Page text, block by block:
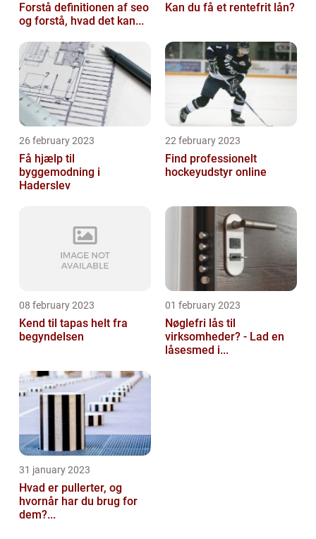
Forstå definitionen af seo
og forstå, hvad det kan...
Kan du få et rentefrit lån?
26 february 2023
Få hjælp til
byggemodning i
Haderslev
22 february 2023
Find professionelt
hockeyudstyr online
08 february 2023
Kend til tapas helt fra
begyndelsen
01 february 2023
Nøglefri lås til
virksomheder? - Lad en
låsesmed i...
31 january 2023
Hvad er pullerter, og
hvornår har du brug for
dem?...